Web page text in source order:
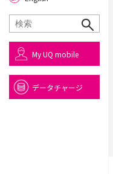
My UQ mobile
データチャージ